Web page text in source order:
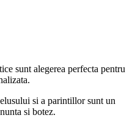
sunt alegerea perfecta pentru
si a parintillor sunt un
si botez.